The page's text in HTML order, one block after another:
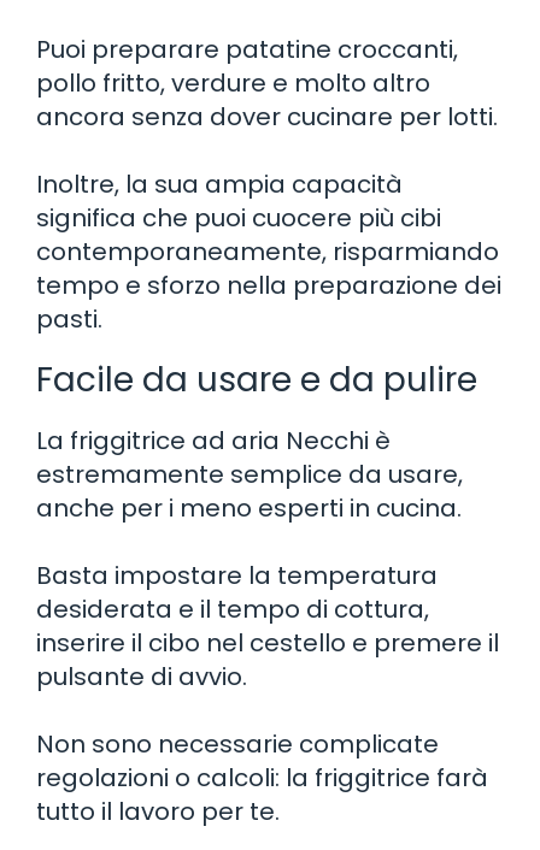
Puoi preparare patatine croccanti,
pollo fritto, verdure e molto altro
ancora senza dover cucinare per lotti.
Inoltre, la sua ampia capacità
significa che puoi cuocere più cibi
contemporaneamente, risparmiando
tempo e sforzo nella preparazione dei
pasti.
Facile da usare e da pulire
La friggitrice ad aria Necchi è
estremamente semplice da usare,
anche per i meno esperti in cucina.
Basta impostare la temperatura
desiderata e il tempo di cottura,
inserire il cibo nel cestello e premere il
pulsante di avvio.
Non sono necessarie complicate
regolazioni o calcoli: la friggitrice farà
tutto il lavoro per te.